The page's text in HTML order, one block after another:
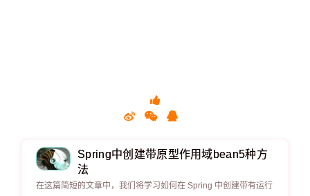
Spring中创建带原型作用域bean5种方
法
在这篇简短的文章中，我们将学习如何在 Spring 中创建带有运行